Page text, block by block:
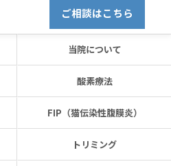
ご相談はこちら
当院について
酸素療法
FIP（猫伝染性腹膜炎）
トリミング